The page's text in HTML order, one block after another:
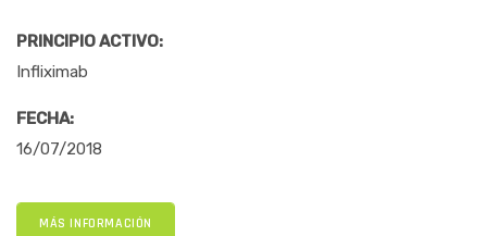
PRINCIPIO ACTIVO:
Infliximab
FECHA:
16/07/2018
MÁS INFORMACIÓN